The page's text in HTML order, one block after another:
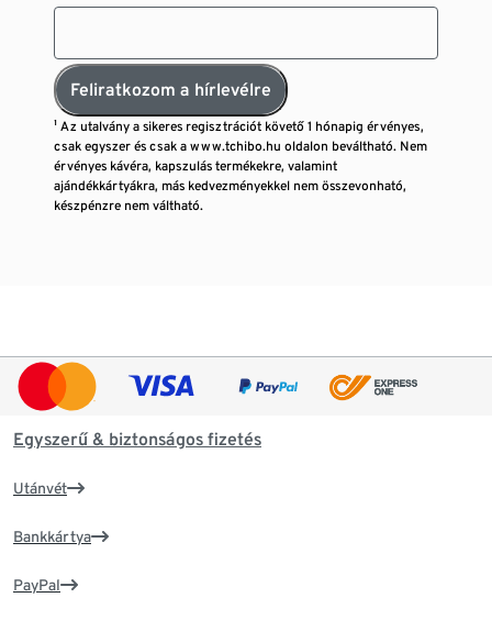
Feliratkozom a hírlevélre
¹ Az utalvány a sikeres regisztrációt követő 1 hónapig érvényes,
csak egyszer és csak a www.tchibo.hu oldalon beváltható. Nem
érvényes kávéra, kapszulás termékekre, valamint
ajándékkártyákra, más kedvezményekkel nem összevonható,
készpénzre nem váltható.
Egyszerű & biztonságos fizetés
Utánvét
Bankkártya
PayPal